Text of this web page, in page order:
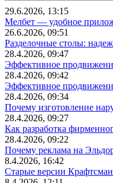
29.6.2026, 13:15
Мелбет — удобное
26.6.2026, 09:51
Разделочные столы:
28.4.2026, 09:47
Эффективное
28.4.2026, 09:42
Эффективное
28.4.2026, 09:34
Почему изготовление
28.4.2026, 09:27
Как разработка
28.4.2026, 09:22
Почему реклама на
8.4.2026, 16:42
Старые версии